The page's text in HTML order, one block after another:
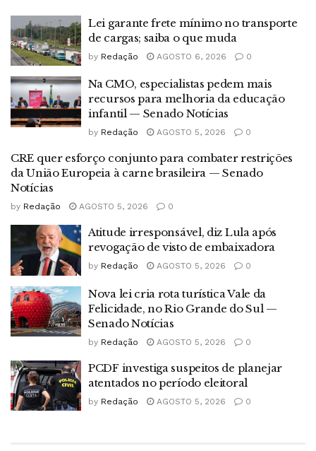
Lei garante frete mínimo no transporte
de cargas; saiba o que muda
by Redação AGOSTO 6, 2026 0
Na CMO, especialistas pedem mais
recursos para melhoria da educação
infantil — Senado Notícias
by Redação AGOSTO 5, 2026 0
CRE quer esforço conjunto para combater restrições
da União Europeia à carne brasileira — Senado
Notícias
by Redação AGOSTO 5, 2026 0
Atitude irresponsável, diz Lula após
revogação de visto de embaixadora
by Redação AGOSTO 5, 2026 0
Nova lei cria rota turística Vale da
Felicidade, no Rio Grande do Sul —
Senado Notícias
by Redação AGOSTO 5, 2026 0
PCDF investiga suspeitos de planejar
atentados no período eleitoral
by Redação AGOSTO 5, 2026 0